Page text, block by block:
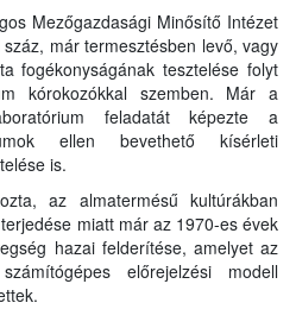
Mezőgazdasági Minősítő Intézet
már termesztésben levő, vagy
fogékonyságának tesztelése folyt
kórokozókkal szemben. Már a
feladatát képezte a
ellen bevethető kísérleti
is.
az almatermésű kultúrákban
miatt már az 1970-es évek
hazai felderítése, amelyet az
előrejelzési modell